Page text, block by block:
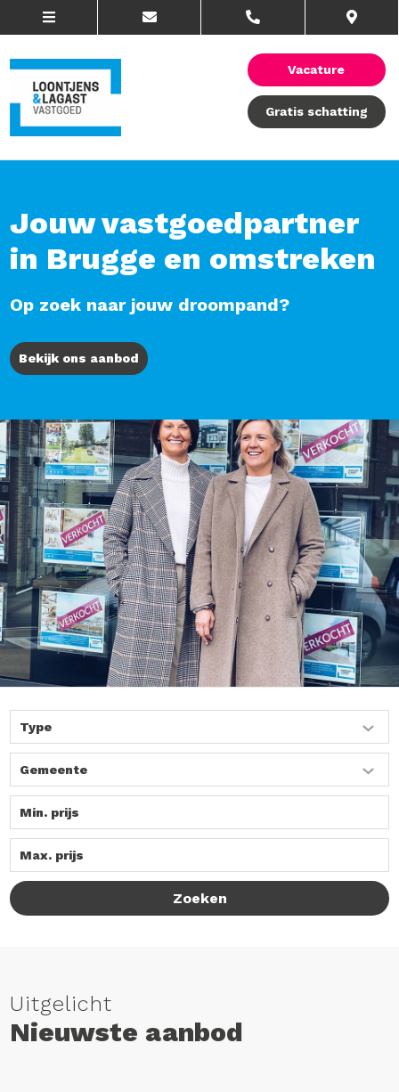
Vacature
Gratis schatting
Jouw vastgoedpartner
in Brugge en omstreken
Op zoek naar jouw droompand?
Bekijk ons aanbod
Zoeken
Uitgelicht
Nieuwste aanbod